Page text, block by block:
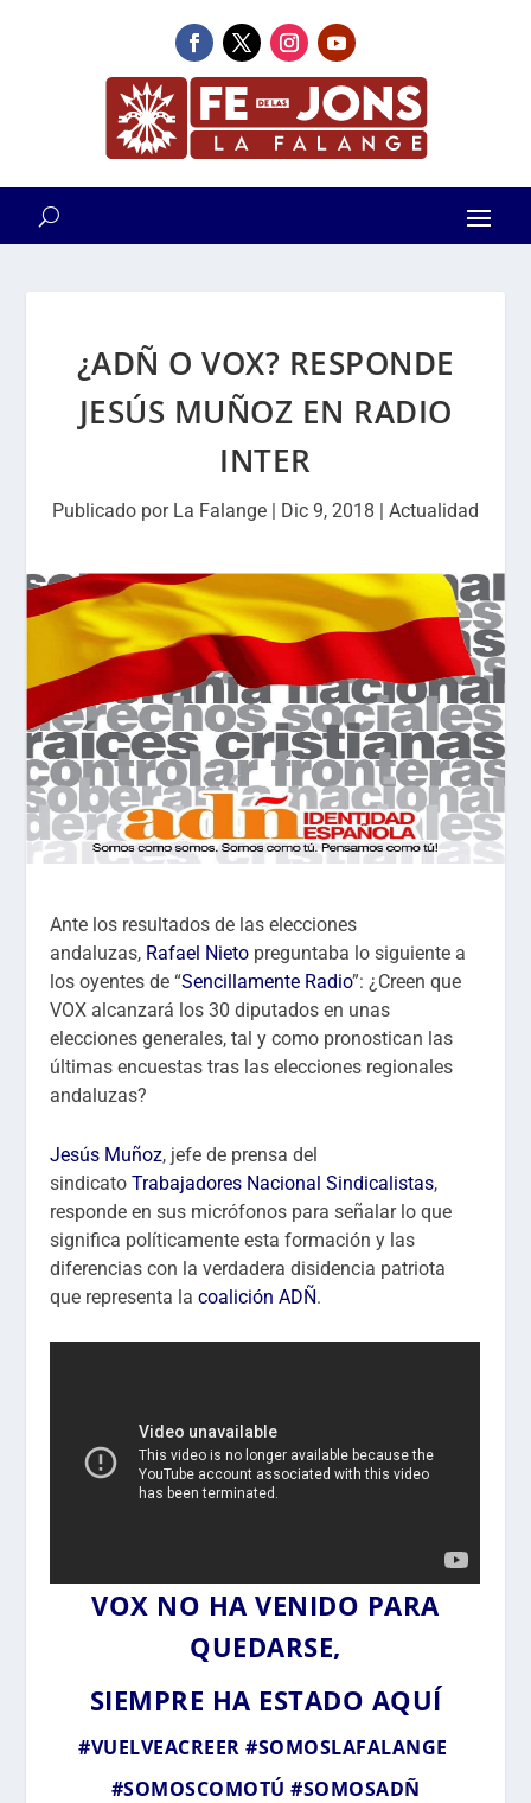
¿ADÑ O VOX? RESPONDE
JESÚS MUÑOZ EN RADIO
INTER
Publicado por La Falange | Dic 9, 2018 | Actualidad
Ante los resultados de las elecciones
andaluzas, Rafael Nieto preguntaba lo siguiente a
los oyentes de “Sencillamente Radio”: ¿Creen que
VOX alcanzará los 30 diputados en unas
elecciones generales, tal y como pronostican las
últimas encuestas tras las elecciones regionales
andaluzas?
Jesús Muñoz, jefe de prensa del
sindicatoTrabajadores Nacional Sindicalistas,
responde en sus micrófonos para señalar lo que
significa políticamente esta formación y las
diferencias con la verdadera disidencia patriota
que representa lacoalición ADÑ.
VOX NO HA VENIDO PARA
QUEDARSE,
SIEMPRE HA ESTADO AQUÍ
#VUELVEACREER #SOMOSLAFALANGE
#SOMOSCOMOTÚ #SOMOSADÑ